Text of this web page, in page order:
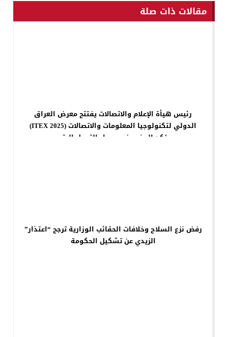
مقالات ذات صلة
رئيس هيأة الإعلام والاتصالات يفتتح معرض العراق
الدولي لتكنولوجيا المعلومات والاتصالات (ITEX 2025)
ويؤكد المضي في مسار التحول الرقمي
رفض نزع السلاح وخلافات الحقائب الوزارية ترجح “اعتذار”
الزيدي عن تشكيل الحكومة